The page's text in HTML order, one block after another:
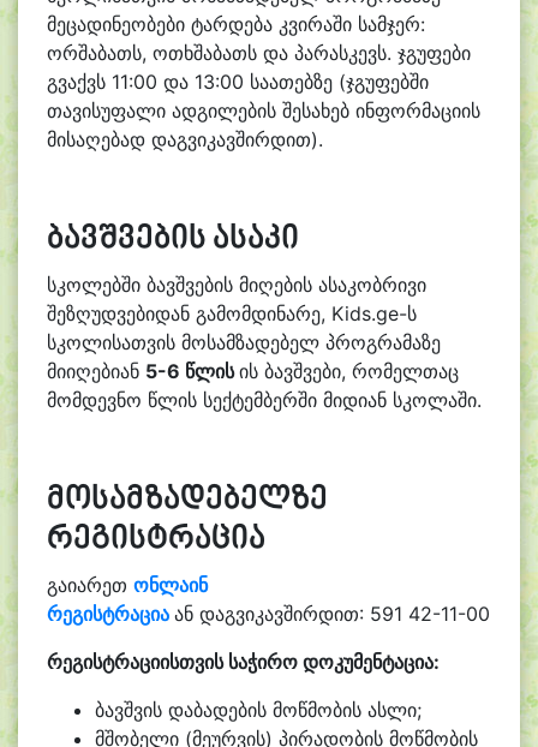
მეცადინეობები ტარდება კვირაში სამჯერ:
ორშაბათს, ოთხშაბათს და პარასკევს. ჯგუფები
გვაქვს 11:00 და 13:00 საათებზე (ჯგუფებში
თავისუფალი ადგილების შესახებ ინფორმაციის
მისაღებად დაგვიკავშირდით).
ბავშვების ასაკი
სკოლებში ბავშვების მიღების ასაკობრივი
შეზღუდვებიდან გამომდინარე, Kids.ge-ს
სკოლისათვის მოსამზადებელ პროგრამაზე
მიიღებიან 5-6 წლისის ბავშვები, რომელთაც
მომდევნო წლის სექტემბერში მიდიან სკოლაში.
მოსამზადებელზე
რეგისტრაცია
გაიარეთ ონლაინ
რეგისტრაცია ან დაგვიკავშირდით: 591 42-11-00
რეგისტრაციისთვის საჭირო დოკუმენტაცია:
ბავშვის დაბადების მოწმობის ასლი;
მშობელი (მეურვის) პირადობის მოწმობის